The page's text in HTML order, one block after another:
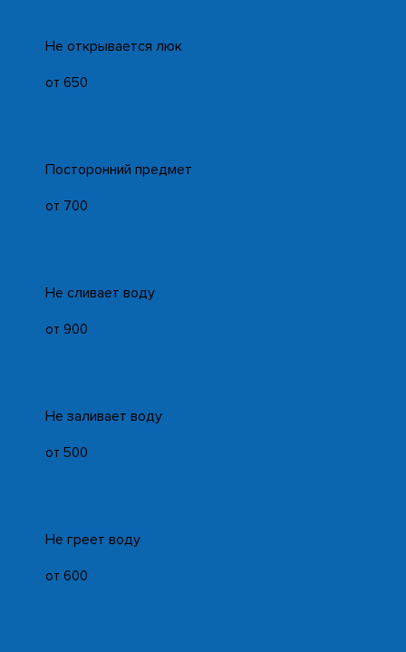
Не открывается люк
от 650
Посторонний предмет
от 700
Не сливает воду
от 900
Не заливает воду
от 500
Не греет воду
от 600